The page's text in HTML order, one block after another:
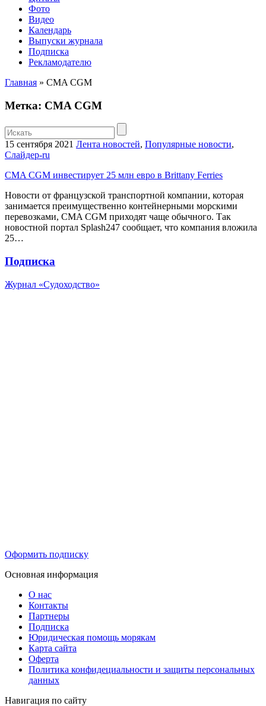
Фото
Видео
Календарь
Выпуски журнала
Подписка
Рекламодателю
Главная » CMA CGM
Метка: CMA CGM
15 сентября 2021 Лента новостей, Популярные новости,
Слайдер-ru
CMA CGM инвестирует 25 млн евро в Brittany Ferries
Новости от французской транспортной компании, которая
занимается преимущественно контейнерными морскими
перевозками, CMA CGM приходят чаще обычного. Так
новостной портал Splash247 сообщает, что компания вложила
25…
Подписка
Журнал «Судоходство»
Оформить подписку
Основная информация
О нас
Контакты
Партнеры
Подписка
Юридическая помощь морякам
Карта сайта
Оферта
Политика конфидециальности и защиты персональных
данных
Навигация по сайту